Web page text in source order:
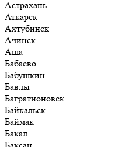
Астрахань
Аткарск
Ахтубинск
Ачинск
Аша
Бабаево
Бабушкин
Бавлы
Багратионовск
Байкальск
Баймак
Бакал